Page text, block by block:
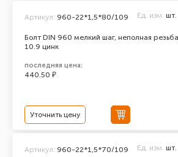
Болт DIN 960 мелкий шаг, неполная
10.9 цинк
Артикул: 960-22*1,5*80/109 Ед. изм. шт.
последняя цена:
440.50 ₽
Уточнить цену
Артикул: 960-22*1,5*70/109 Ед. изм. шт.